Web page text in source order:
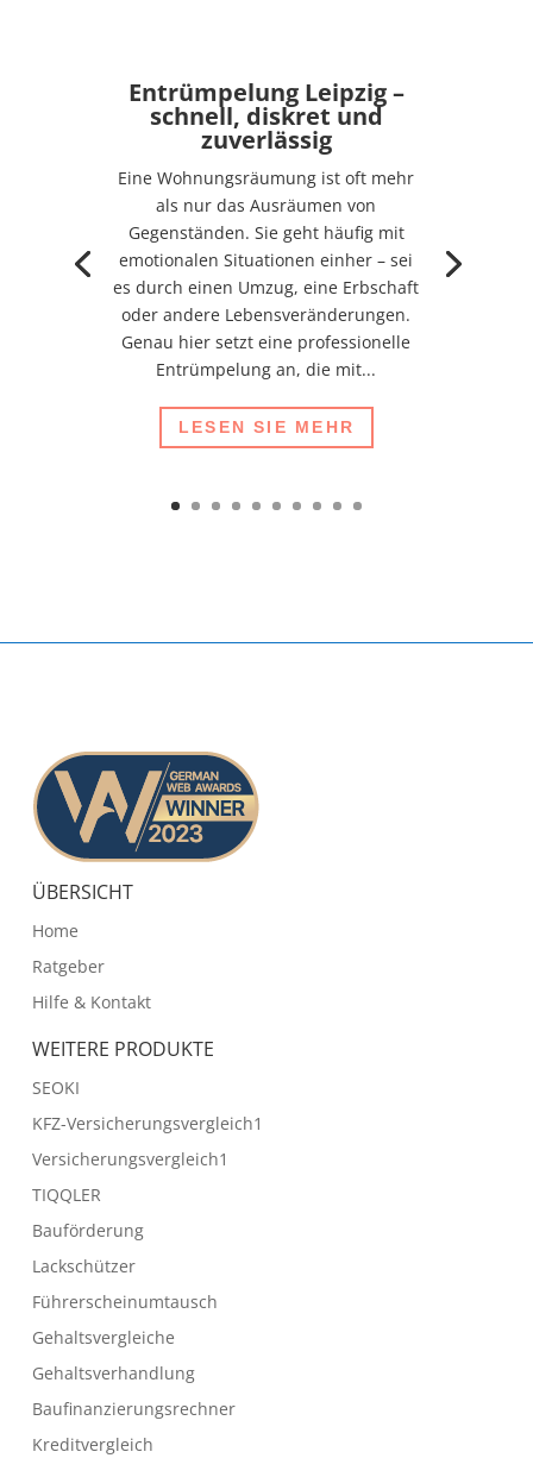
Entrümpelung Leipzig –
schnell, diskret und
zuverlässig
Eine Wohnungsräumung ist oft mehr
als nur das Ausräumen von
Gegenständen. Sie geht häufig mit
emotionalen Situationen einher – sei
es durch einen Umzug, eine Erbschaft
oder andere Lebensveränderungen.
Genau hier setzt eine professionelle
Entrümpelung an, die mit...
LESEN SIE MEHR
ÜBERSICHT
Home
Ratgeber
Hilfe & Kontakt
WEITERE PRODUKTE
SEOKI
KFZ-Versicherungsvergleich1
Versicherungsvergleich1
TIQQLER
Bauförderung
Lackschützer
Führerscheinumtausch
Gehaltsvergleiche
Gehaltsverhandlung
Baufinanzierungsrechner
Kreditvergleich